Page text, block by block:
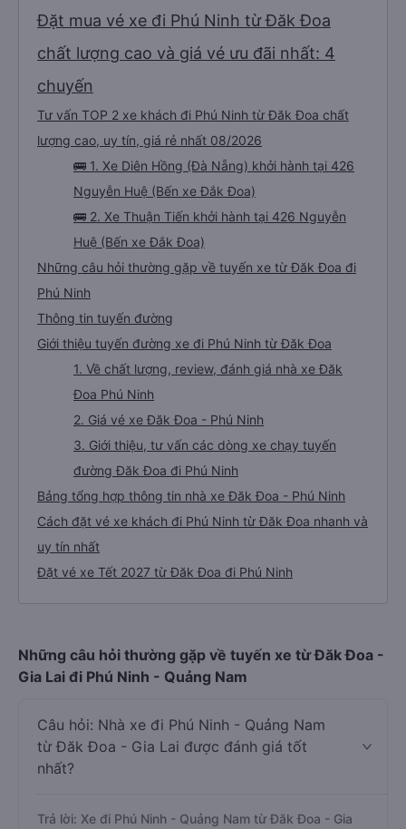
Đặt mua vé xe đi Phú Ninh từ Đăk Đoa
chất lượng cao và giá vé ưu đãi nhất: 4
chuyến
Tư vấn TOP 2 xe khách đi Phú Ninh từ Đăk Đoa chất
lượng cao, uy tín, giá rẻ nhất 08/2026
🚌 1. Xe Diên Hồng (Đà Nẵng) khởi hành tại 426
Nguyễn Huệ (Bến xe Đắk Đoa)
🚌 2. Xe Thuận Tiến khởi hành tại 426 Nguyễn
Huệ (Bến xe Đắk Đoa)
Những câu hỏi thường gặp về tuyến xe từ Đăk Đoa đi
Phú Ninh
Thông tin tuyến đường
Giới thiệu tuyến đường xe đi Phú Ninh từ Đăk Đoa
1. Về chất lượng, review, đánh giá nhà xe Đăk
Đoa Phú Ninh
2. Giá vé xe Đăk Đoa - Phú Ninh
3. Giới thiệu, tư vấn các dòng xe chạy tuyến
đường Đăk Đoa đi Phú Ninh
Bảng tổng hợp thông tin nhà xe Đăk Đoa - Phú Ninh
Cách đặt vé xe khách đi Phú Ninh từ Đăk Đoa nhanh và
uy tín nhất
Đặt vé xe Tết 2027 từ Đăk Đoa đi Phú Ninh
Những câu hỏi thường gặp về tuyến xe từ Đăk Đoa -
Gia Lai đi Phú Ninh - Quảng Nam
Câu hỏi: Nhà xe đi Phú Ninh - Quảng Nam
từ Đăk Đoa - Gia Lai được đánh giá tốt
nhất?
Trả lời: Xe đi Phú Ninh - Quảng Nam từ Đăk Đoa - Gia